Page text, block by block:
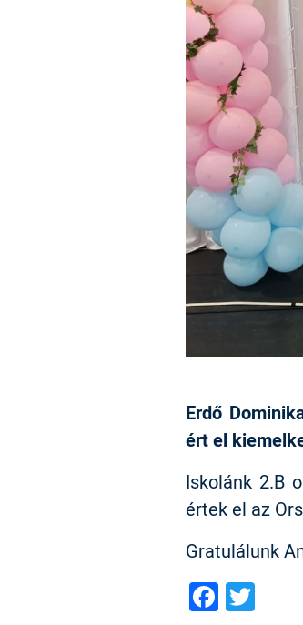
Erdő
ért el
Iskolánk 2.B
értek el az
Gratulálunk